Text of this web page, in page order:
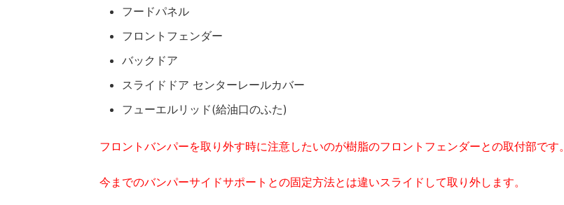
フードパネル
フロントフェンダー
バックドア
スライドドア センターレールカバー
フューエルリッド(給油口のふた)
フロントバンパーを取り外す時に注意したいのが樹脂のフロントフェンダーとの取付部です。
今までのバンパーサイドサポートとの固定方法とは違いスライドして取り外します。